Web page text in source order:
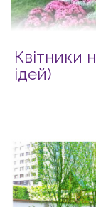
Квітники
ідей)